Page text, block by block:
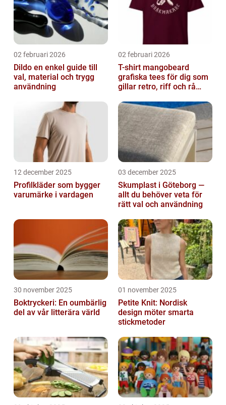
02 februari 2026
Dildo en enkel guide till
val, material och trygg
användning
02 februari 2026
T-shirt mangobeard
grafiska tees för dig som
gillar retro, riff och rå
12 december 2025
Profilkläder som bygger
varumärke i vardagen
03 december 2025
Skumplast i Göteborg —
allt du behöver veta för
rätt val och användning
30 november 2025
Boktryckeri: En oumbärlig
del av vår litterära värld
01 november 2025
Petite Knit: Nordisk
design möter smarta
stickmetoder